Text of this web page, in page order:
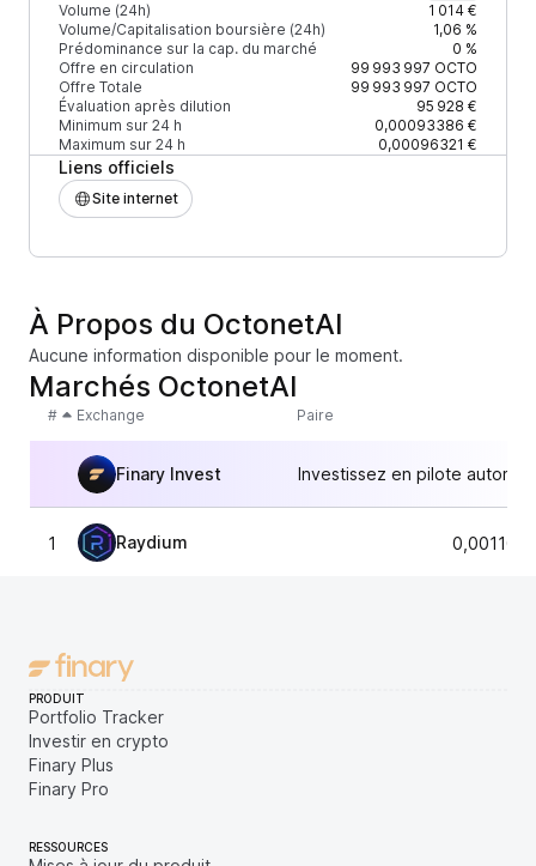
Volume (24h)
1 014 €
Volume/Capitalisation boursière (24h)
1,06 %
Prédominance sur la cap. du marché
0 %
Offre en circulation
99 993 997 OCTO
Offre Totale
99 993 997 OCTO
Évaluation après dilution
95 928 €
Minimum sur 24 h
0,00093386 €
Maximum sur 24 h
0,00096321 €
Liens officiels
Site internet
À Propos du OctonetAI
Aucune information disponible pour le moment.
Marchés OctonetAI
# Exchange Paire
Finary Invest Investissez en pilote
1 Raydium
PRODUIT
Portfolio Tracker
Investir en crypto
Finary Plus
Finary Pro
RESSOURCES